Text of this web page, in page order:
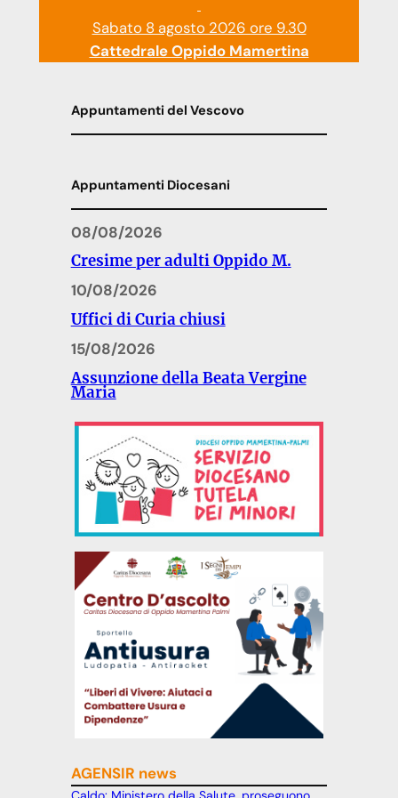
Sabato 8 agosto 2026 ore 9.30
Cattedrale Oppido Mamertina
Appuntamenti del Vescovo
Appuntamenti Diocesani
08/08/2026
Cresime per adulti Oppido M.
10/08/2026
Uffici di Curia chiusi
15/08/2026
Assunzione della Beata Vergine
Maria
AGENSIR news